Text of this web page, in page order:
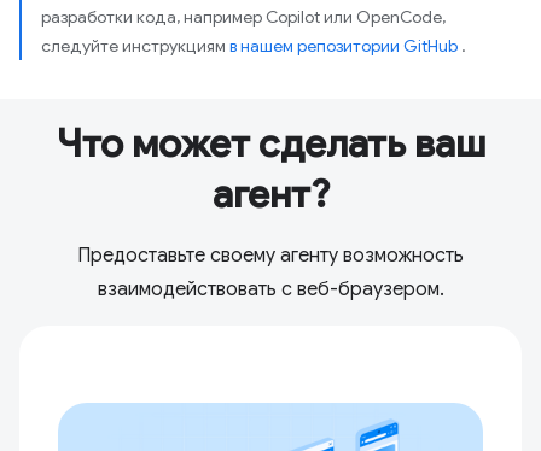
разработки кода, например Copilot или OpenCode,
следуйте инструкциям в нашем репозитории GitHub .
Что может сделать ваш
агент?
Предоставьте своему агенту возможность
взаимодействовать с веб-браузером.